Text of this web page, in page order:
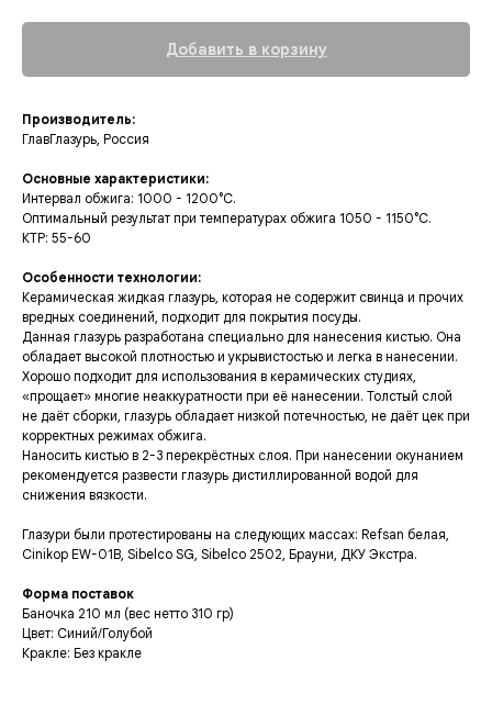
Добавить в корзину
Производитель:
ГлавГлазурь, Россия
Основные характеристики:
Интервал обжига: 1000 - 1200°C.
Оптимальный результат при температурах обжига 1050 - 1150°C.
КТР: 55-60
Особенности технологии:
Керамическая жидкая глазурь, которая не содержит свинца и прочих
вредных соединений, подходит для покрытия посуды.
Данная глазурь разработана специально для нанесения кистью. Она
обладает высокой плотностью и укрывистостью и легка в нанесении.
Хорошо подходит для использования в керамических студиях,
«прощает» многие неаккуратности при её нанесении. Толстый слой
не даёт сборки, глазурь обладает низкой потечностью, не даёт цек при
корректных режимах обжига.
Наносить кистью в 2-3 перекрёстных слоя. При нанесении окунанием
рекомендуется развести глазурь дистиллированной водой для
снижения вязкости.
Глазури были протестированы на следующих массах: Refsan белая,
Cinikop EW-01B, Sibelco SG, Sibelco 2502, Брауни, ДКУ Экстра.
Форма поставок
Баночка 210 мл (вес нетто 310 гр)
Цвет: Синий/Голубой
Кракле: Без кракле